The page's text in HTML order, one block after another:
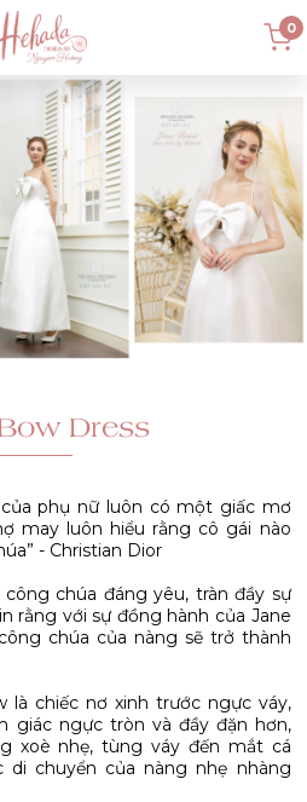
0
Dress
phụ nữ luôn có một giấc mơ
may luôn hiểu rằng cô gái nào
- Christian Dior
chúa đáng yêu, tràn đầy sự
rằng với sự đồng hành của Jane
chúa của nàng sẽ trở thành
là chiếc nơ xinh trước ngực váy,
giác ngực tròn và đầy đặn hơn,
xoè nhẹ, tùng váy đến mắt cá
di chuyển của nàng nhẹ nhàng